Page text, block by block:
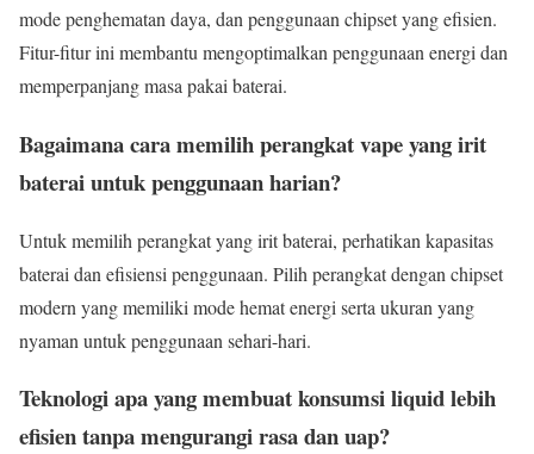
mode penghematan daya, dan penggunaan chipset yang efisien.
Fitur-fitur ini membantu mengoptimalkan penggunaan energi dan
memperpanjang masa pakai baterai.
Bagaimana cara memilih perangkat vape yang irit
baterai untuk penggunaan harian?
Untuk memilih perangkat yang irit baterai, perhatikan kapasitas
baterai dan efisiensi penggunaan. Pilih perangkat dengan chipset
modern yang memiliki mode hemat energi serta ukuran yang
nyaman untuk penggunaan sehari-hari.
Teknologi apa yang membuat konsumsi liquid lebih
efisien tanpa mengurangi rasa dan uap?